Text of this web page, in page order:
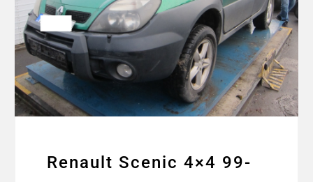
Renault Scenic 4×4 99-